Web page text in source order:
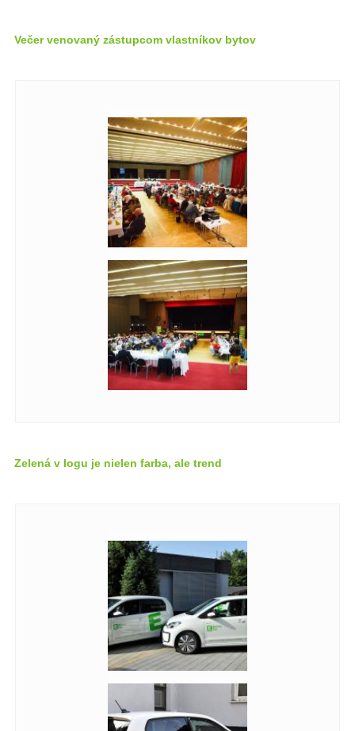
Večer venovaný zástupcom vlastníkov bytov
Zelená v logu je nielen farba, ale trend